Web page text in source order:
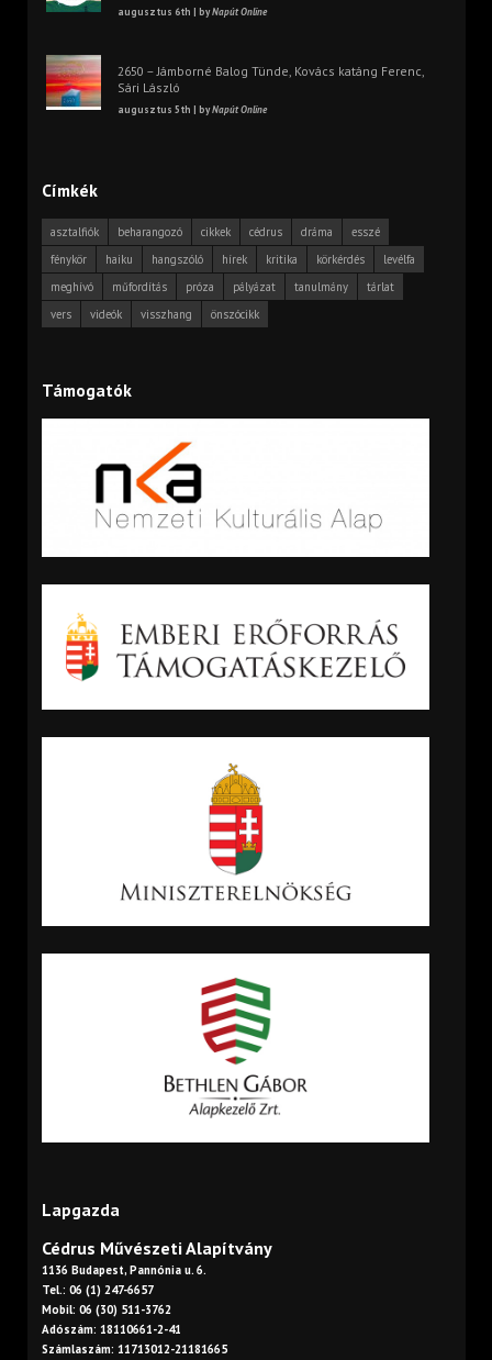
augusztus 6th | byNapút Online
2650 – Jámborné Balog Tünde, Kovács katáng Ferenc,
Sári László
augusztus 5th | byNapút Online
Címkék
asztalfiók beharangozó cikkek cédrus dráma
esszé
fénykör
haiku hangszóló hírek kritika körkérdés
levélfa
meghívó
műfordítás próza pályázat tanulmány
tárlat
vers
videók visszhang önszócikk
Támogatók
Lapgazda
Cédrus Művészeti Alapítvány
1136 Budapest, Pannónia u. 6.
Tel.: 06 (1) 247-6657
Mobil: 06 (30) 511-3762
Adószám: 18110661-2-41
Számlaszám: 11713012-21181665